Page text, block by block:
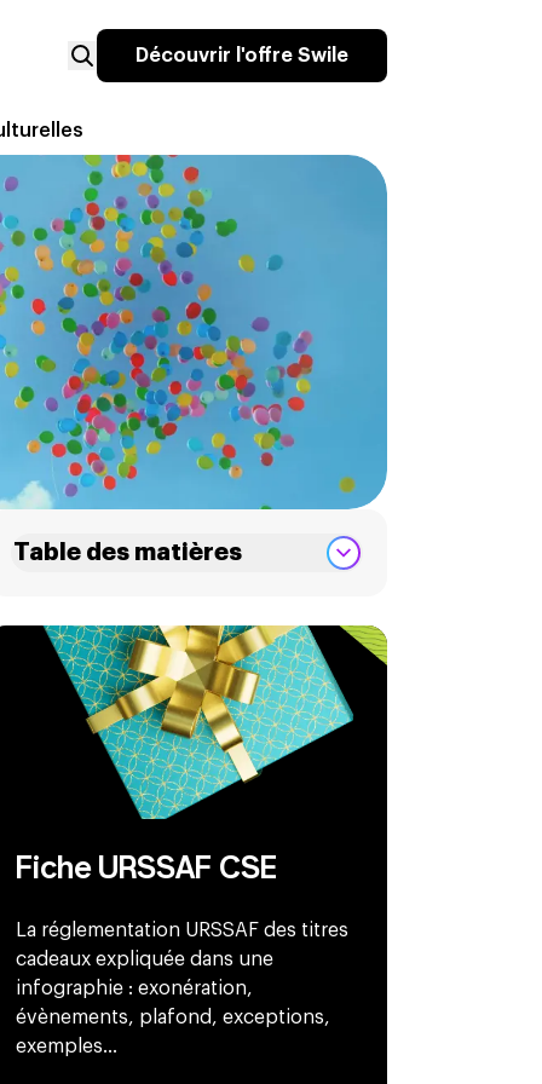
Découvrir l'offre Swile
Table des matières
Fiche URSSAF CSE
La réglementation URSSAF des titres
cadeaux expliquée dans une
infographie : exonération,
évènements, plafond, exceptions,
exemples...